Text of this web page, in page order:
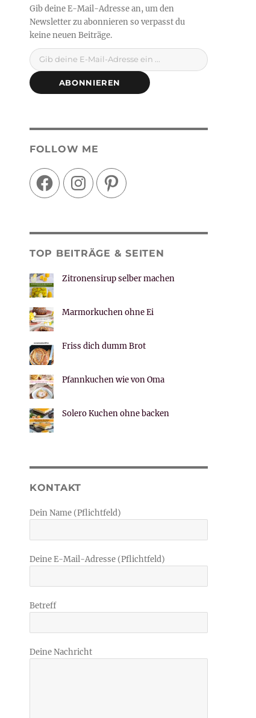
Gib deine E-Mail-Adresse ein ...
ABONNIEREN
FOLLOW ME
FacebookInstagramPinterest
TOP BEITRÄGE & SEITEN
Zitronensirup selber machen
Marmorkuchen ohne Ei
Friss dich dumm Brot
Pfannkuchen wie von Oma
Solero Kuchen ohne backen
KONTAKT
Dein Name (Pflichtfeld)
Deine E-Mail-Adresse (Pflichtfeld)
Betreff
Deine Nachricht